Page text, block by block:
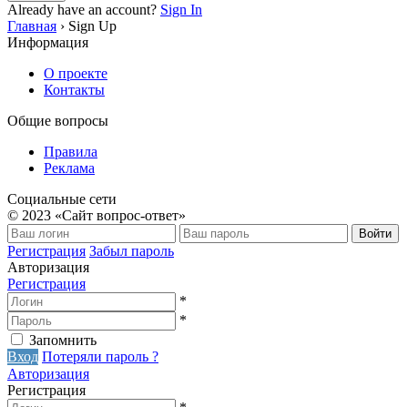
Already have an account? Sign In
Главная › Sign Up
Информация
О проекте
Контакты
Общие вопросы
Правила
Реклама
Социальные сети
© 2023 «Сайт вопрос-ответ»
Войти
Регистрация Забыл пароль
Авторизация
Регистрация
*
*
Запомнить
Вход Потеряли пароль ?
Авторизация
Регистрация